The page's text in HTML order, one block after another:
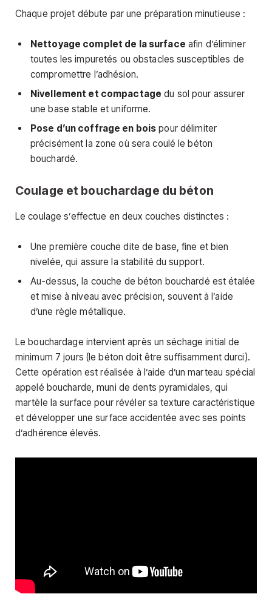
Chaque projet débute par une préparation minutieuse :
Nettoyage complet de la surface afin d’éliminer
toutes les impuretés ou obstacles susceptibles de
compromettre l’adhésion.
Nivellement et compactage du sol pour assurer
une base stable et uniforme.
Pose d’un coffrage en bois pour délimiter
précisément la zone où sera coulé le béton
bouchardé.
Coulage et bouchardage du béton
Le coulage s’effectue en deux couches distinctes :
Une première couche dite de base, fine et bien
nivelée, qui assure la stabilité du support.
Au-dessus, la couche de béton bouchardé est étalée
et mise à niveau avec précision, souvent à l’aide
d’une règle métallique.
Le bouchardage intervient après un séchage initial de
minimum 7 jours (le béton doit être suffisamment durci).
Cette opération est réalisée à l’aide d’un marteau spécial
appelé boucharde, muni de dents pyramidales, qui
martèle la surface pour révéler sa texture caractéristique
et développer une surface accidentée avec ses points
d’adhérence élevés.